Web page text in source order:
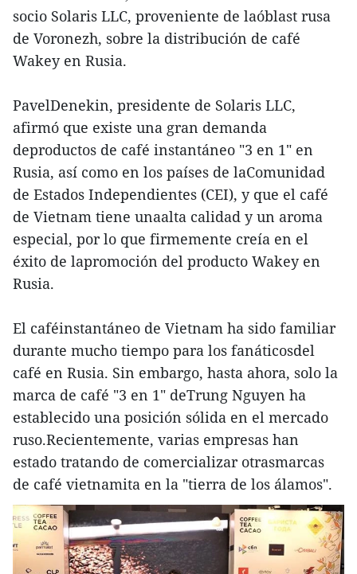
socio Solaris LLC, proveniente de laóblast rusa
de Voronezh, sobre la distribución de café
Wakey en Rusia.
PavelDenekin, presidente de Solaris LLC,
afirmó que existe una gran demanda
deproductos de café instantáneo "3 en 1" en
Rusia, así como en los países de laComunidad
de Estados Independientes (CEI), y que el café
de Vietnam tiene unaalta calidad y un aroma
especial, por lo que firmemente creía en el
éxito de lapromoción del producto Wakey en
Rusia.
El caféinstantáneo de Vietnam ha sido familiar
durante mucho tiempo para los fanáticosdel
café en Rusia. Sin embargo, hasta ahora, solo la
marca de café "3 en 1" deTrung Nguyen ha
establecido una posición sólida en el mercado
ruso.Recientemente, varias empresas han
estado tratando de comercializar otrasmarcas
de café vietnamita en la "tierra de los álamos".